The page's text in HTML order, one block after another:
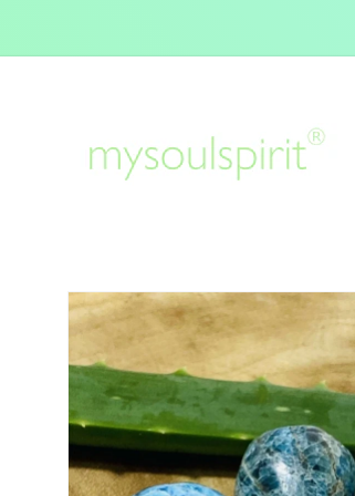
Inhalt
Produktinformationen
springen